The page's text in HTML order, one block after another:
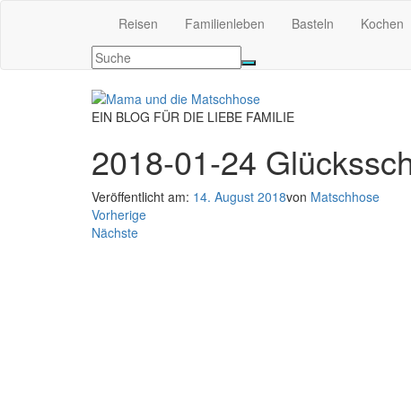
Reisen Familienleben Basteln Kochen
EIN BLOG FÜR DIE LIEBE FAMILIE
2018-01-24
Veröffentlicht am: 14. August 2018von Matschhose
Vorherige
Nächste